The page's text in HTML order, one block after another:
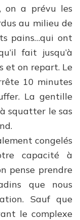
on a prévu les
au milieu de
pains…qui ont
fait jusqu’à
et on repart. Le
10 minutes
La gentille
squatter le sas
congelés
capacité à
pense prendre
que nous
Sauf que
le complexe